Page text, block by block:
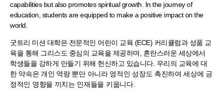
capabilities but also promotes spiritual growth. In the journey of
education, students are equipped to make a positive impact on the
world.
굿트리 미션 대학은 전문적인 어린이 교육 (ECE) 커리큘럼과 성품 교
육을 통해 그리스도 중심의 교육을 제공하며, 혼란스러운 세상에서
학생들을 강하게 만들기 위해 헌신하고 있습니다. 우리의 교육에 대
한 약속은개인 역량 뿐만 아니라 영적인 성장도 촉진하여 세상에 긍
정적인 영향을 끼치는 인재들을 키웁니다.